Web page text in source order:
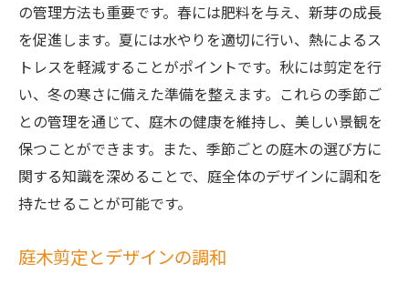
の管理方法も重要です。春には肥料を与え、新芽の成長
を促進します。夏には水やりを適切に行い、熱によるス
トレスを軽減することがポイントです。秋には剪定を行
い、冬の寒さに備えた準備を整えます。これらの季節ご
との管理を通じて、庭木の健康を維持し、美しい景観を
保つことができます。また、季節ごとの庭木の選び方に
関する知識を深めることで、庭全体のデザインに調和を
持たせることが可能です。
庭木剪定とデザインの調和